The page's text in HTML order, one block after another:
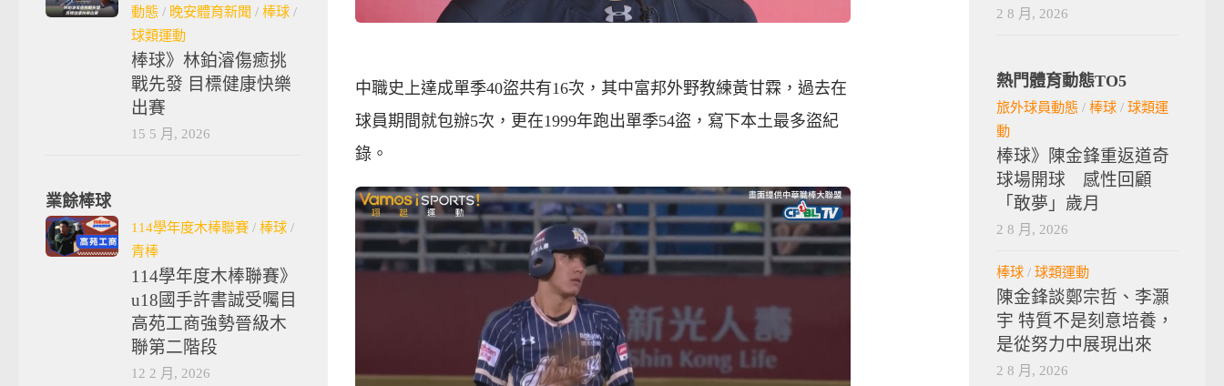
中職史上達成單季40盜共有16次，其中富邦外野教練黃甘霖，過去在
球員期間就包辦5次，更在1999年跑出單季54盜，寫下本土最多盜紀
錄。
動態 / 晚安體育新聞 / 棒球 /
球類運動
棒球》林鉑濬傷癒挑
戰先發 目標健康快樂
出賽
15 5 月, 2026
業餘棒球
114學年度木棒聯賽 / 棒球 /
青棒
114學年度木棒聯賽》
u18國手許書誠受囑目
高苑工商強勢晉級木
聯第二階段
12 2 月, 2026
2 8 月, 2026
熱門體育動態TO5
旅外球員動態 / 棒球 / 球類運
動
棒球》陳金鋒重返道奇
球場開球 感性回顧
「敢夢」歲月
2 8 月, 2026
棒球 / 球類運動
陳金鋒談鄭宗哲、李灝
宇 特質不是刻意培養，
是從努力中展現出來
2 8 月, 2026